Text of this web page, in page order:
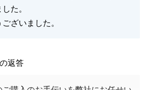
た。
ざいました。
返答